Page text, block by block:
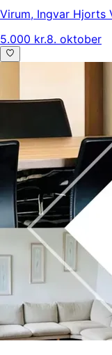
Virum, Ingvar Hjorts
5.000 kr.8. oktober